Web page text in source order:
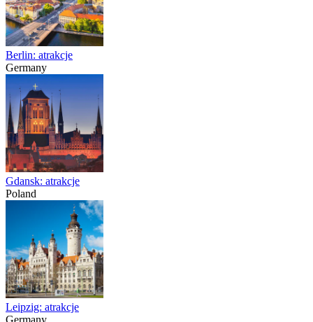
Berlin: atrakcje
Germany
Gdansk: atrakcje
Poland
Leipzig: atrakcje